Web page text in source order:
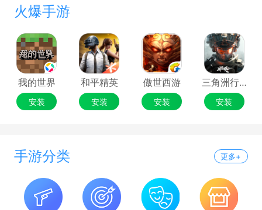
火爆手游
我的世界
安装
和平精英
安装
傲世西游
安装
三角洲行动
安装
手游分类 更多+